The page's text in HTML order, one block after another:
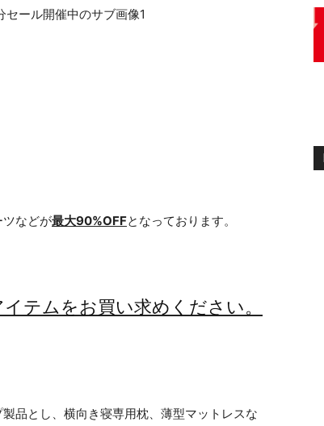
などが最大90%OFFとなっております。
テムをお買い求めください。
品とし、横向き寝専用枕、薄型マットレスな